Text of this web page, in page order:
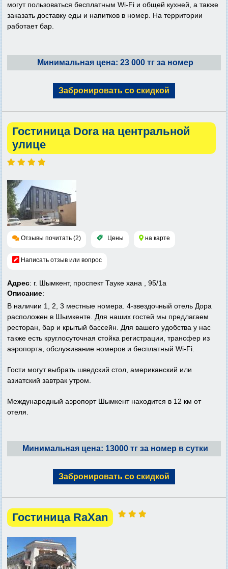
могут пользоваться бесплатным Wi-Fi и общей кухней, а также
заказать доставку еды и напитков в номер. На территории
работает бар.
Минимальная цена: 23 000 тг за номер
Забронировать со скидкой
Гостиница Dora на центральной
улице
Отзывы почитать (2) Цены на карте
Написать отзыв или вопрос
Адрес: г. Шымкент, проспект Тауке хана , 95/1а
Описание:
В наличии 1, 2, 3 местные номера. 4-звездочный отель Дора
расположен в Шымкенте. Для наших гостей мы предлагаем
ресторан, бар и крытый бассейн. Для вашего удобства у нас
также есть круглосуточная стойка регистрации, трансфер из
аэропорта, обслуживание номеров и бесплатный Wi-Fi.
Гости могут выбрать шведский стол, американский или
азиатский завтрак утром.
Международный аэропорт Шымкент находится в 12 км от
отеля.
Минимальная цена: 13000 тг за номер в сутки
Забронировать со скидкой
Гостиница RaXan